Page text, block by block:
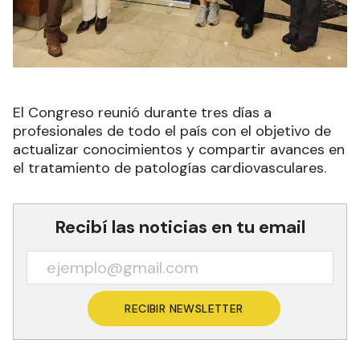
El Congreso reunió durante tres días a
profesionales de todo el país con el objetivo de
actualizar conocimientos y compartir avances en
el tratamiento de patologías cardiovasculares.
Recibí las noticias en tu email
RECIBIR NEWSLETTER